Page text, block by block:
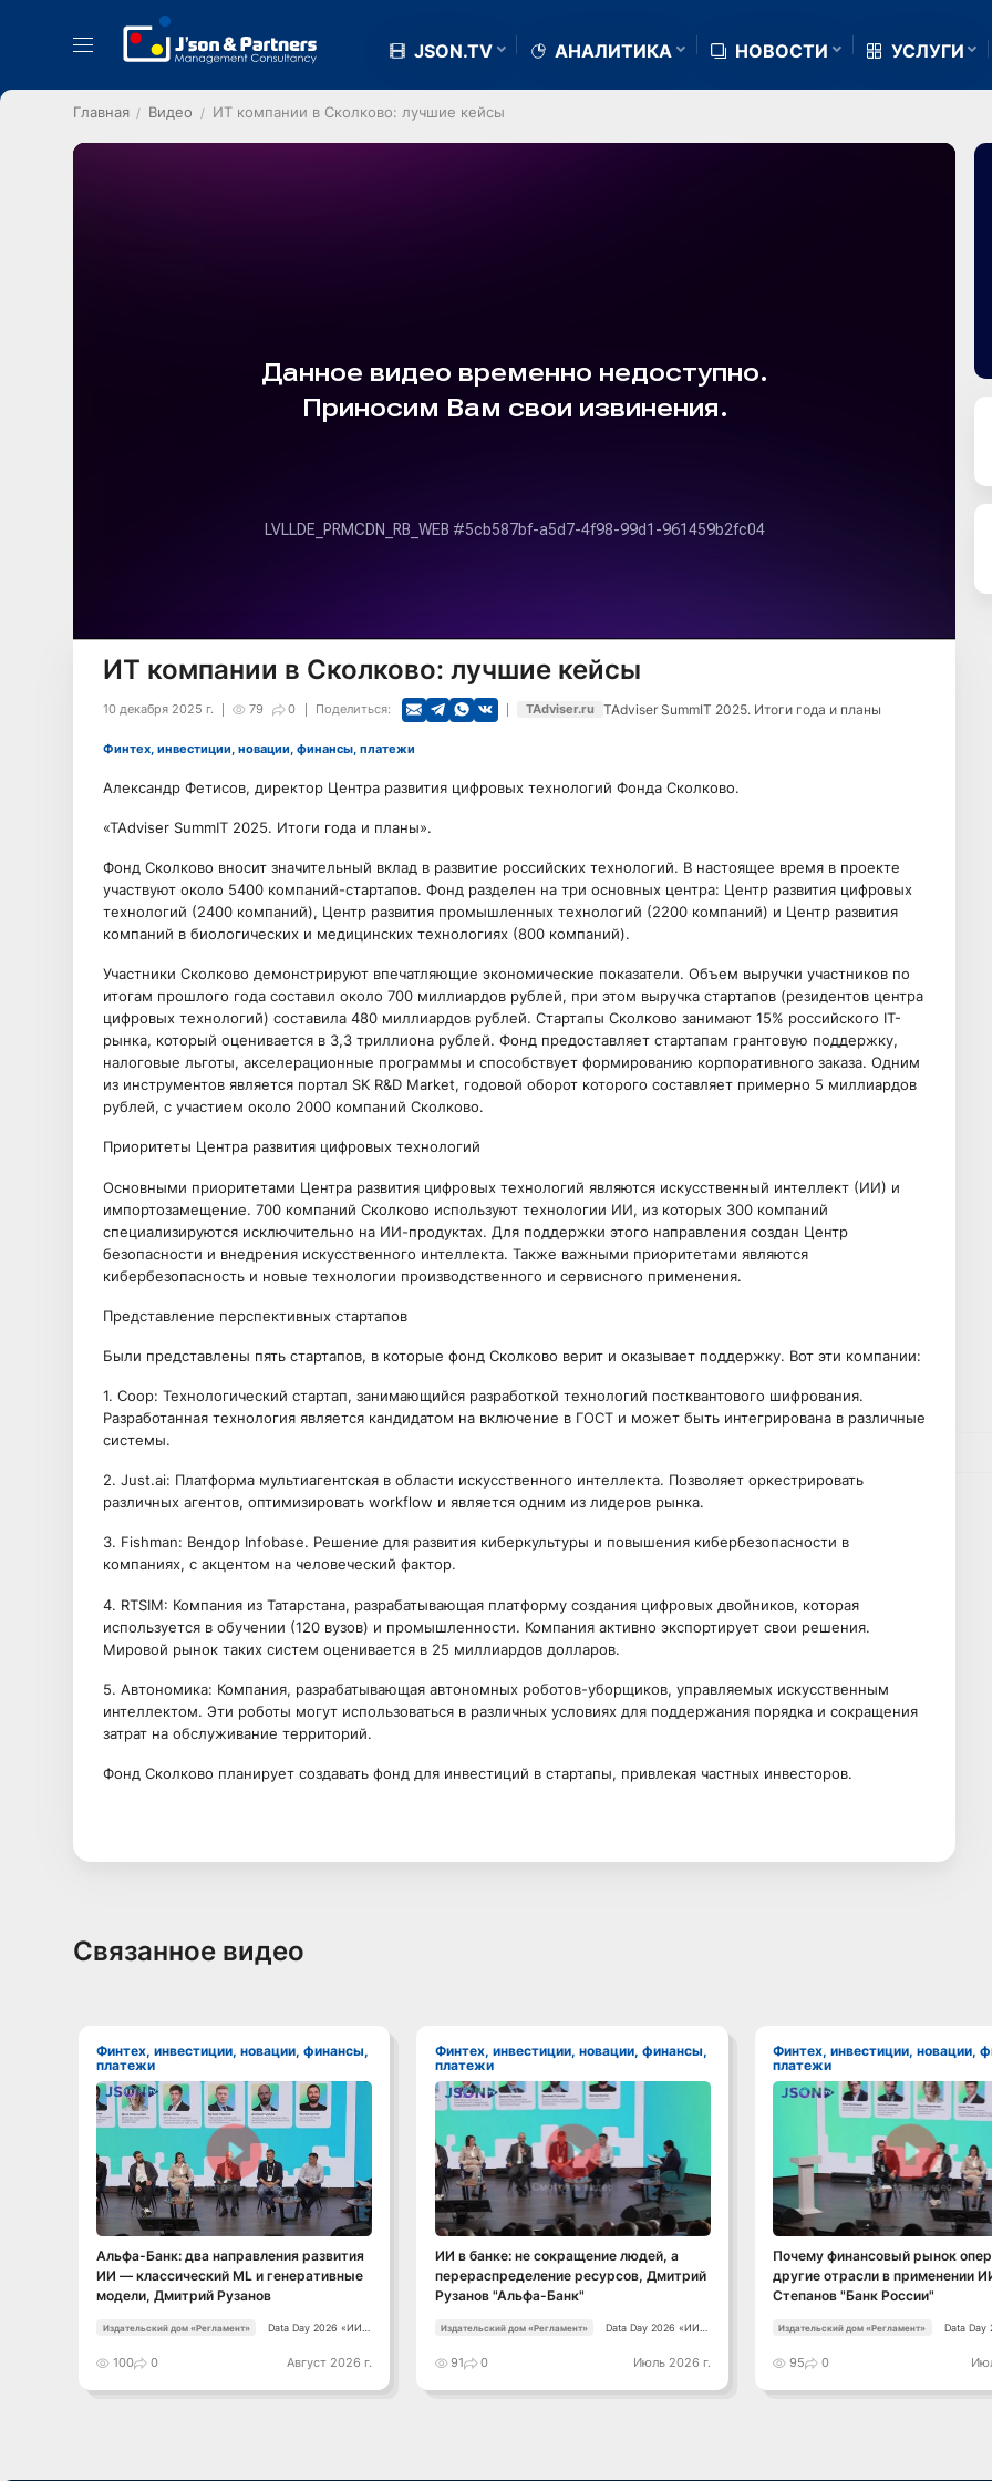
JSON.TV АНАЛИТИКА НОВОСТИ УСЛУГИ
Главная Видео ИТ компании в Сколково: лучшие кейсы
ИТ компании в Сколково: лучшие кейсы
79 0
10 декабря 2025 г. Поделиться: TAdviser.ru TAdviser SummIT 2025. Итоги года и планы
Финтех, инвестиции, новации, финансы, платежи
Александр Фетисов, директор Центра развития цифровых технологий Фонда Сколково.
«TAdviser SummIT 2025. Итоги года и планы».
Фонд Сколково вносит значительный вклад в развитие российских технологий. В настоящее время в проекте
участвуют около 5400 компаний-стартапов. Фонд разделен на три основных центра: Центр развития цифровых
технологий (2400 компаний), Центр развития промышленных технологий (2200 компаний) и Центр развития
компаний в биологических и медицинских технологиях (800 компаний).
Участники Сколково демонстрируют впечатляющие экономические показатели. Объем выручки участников по
итогам прошлого года составил около 700 миллиардов рублей, при этом выручка стартапов (резидентов центра
цифровых технологий) составила 480 миллиардов рублей. Стартапы Сколково занимают 15% российского IT-
рынка, который оценивается в 3,3 триллиона рублей. Фонд предоставляет стартапам грантовую поддержку,
налоговые льготы, акселерационные программы и способствует формированию корпоративного заказа. Одним
из инструментов является портал SK R&D Market, годовой оборот которого составляет примерно 5 миллиардов
рублей, с участием около 2000 компаний Сколково.
Приоритеты Центра развития цифровых технологий
Основными приоритетами Центра развития цифровых технологий являются искусственный интеллект (ИИ) и
импортозамещение. 700 компаний Сколково используют технологии ИИ, из которых 300 компаний
специализируются исключительно на ИИ-продуктах. Для поддержки этого направления создан Центр
безопасности и внедрения искусственного интеллекта. Также важными приоритетами являются
кибербезопасность и новые технологии производственного и сервисного применения.
Представление перспективных стартапов
Были представлены пять стартапов, в которые фонд Сколково верит и оказывает поддержку. Вот эти компании:
1. Coop: Технологический стартап, занимающийся разработкой технологий постквантового шифрования.
Разработанная технология является кандидатом на включение в ГОСТ и может быть интегрирована в различные
системы.
2. Just.ai: Платформа мультиагентская в области искусственного интеллекта. Позволяет оркестрировать
различных агентов, оптимизировать workflow и является одним из лидеров рынка.
3. Fishman: Вендор Infobase. Решение для развития киберкультуры и повышения кибербезопасности в
компаниях, с акцентом на человеческий фактор.
4. RTSIM: Компания из Татарстана, разрабатывающая платформу создания цифровых двойников, которая
используется в обучении (120 вузов) и промышленности. Компания активно экспортирует свои решения.
Мировой рынок таких систем оценивается в 25 миллиардов долларов.
5. Автономика: Компания, разрабатывающая автономных роботов-уборщиков, управляемых искусственным
интеллектом. Эти роботы могут использоваться в различных условиях для поддержания порядка и сокращения
затрат на обслуживание территорий.
Фонд Сколково планирует создавать фонд для инвестиций в стартапы, привлекая частных инвесторов.
Связанное видео
Финтех, инвестиции, новации, финансы,
платежи
Смотреть видео
Альфа-Банк: два направления развития
ИИ — классический ML и генеративные
модели, Дмитрий Рузанов
Издательский дом «Регламент»
Data Day 2026 «ИИ +
сохранять
уверенный курс в
100 0 Август 2026 г.
Финтех, инвестиции, новации, финансы,
платежи
Смотреть видео
ИИ в банке: не сокращение людей, а
перераспределение ресурсов, Дмитрий
Рузанов "Альфа-Банк"
Издательский дом «Регламент»
Data Day 2026 «ИИ +
сохранять
уверенный курс в
91 0 Июль 2026 г.
Финтех, инвестиции, новации, финансы,
платежи
Смотреть видео
Почему финансовый рынок
другие отрасли в применении
Степанов "Банк России"
Издательский дом «Регламент»
Data Day
сохранять
95 0